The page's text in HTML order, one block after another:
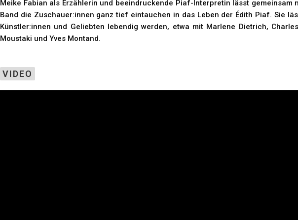
Meike Fabian als Erzählerin und beeindruckende Piaf-Interpretin lässt
Band die Zuschauer:innen ganz tief eintauchen in das Leben der Édith Piaf. Sie
Künstler:innen und Geliebten lebendig werden, etwa mit Marlene Dietrich,
Moustaki und Yves Montand.
VIDEO